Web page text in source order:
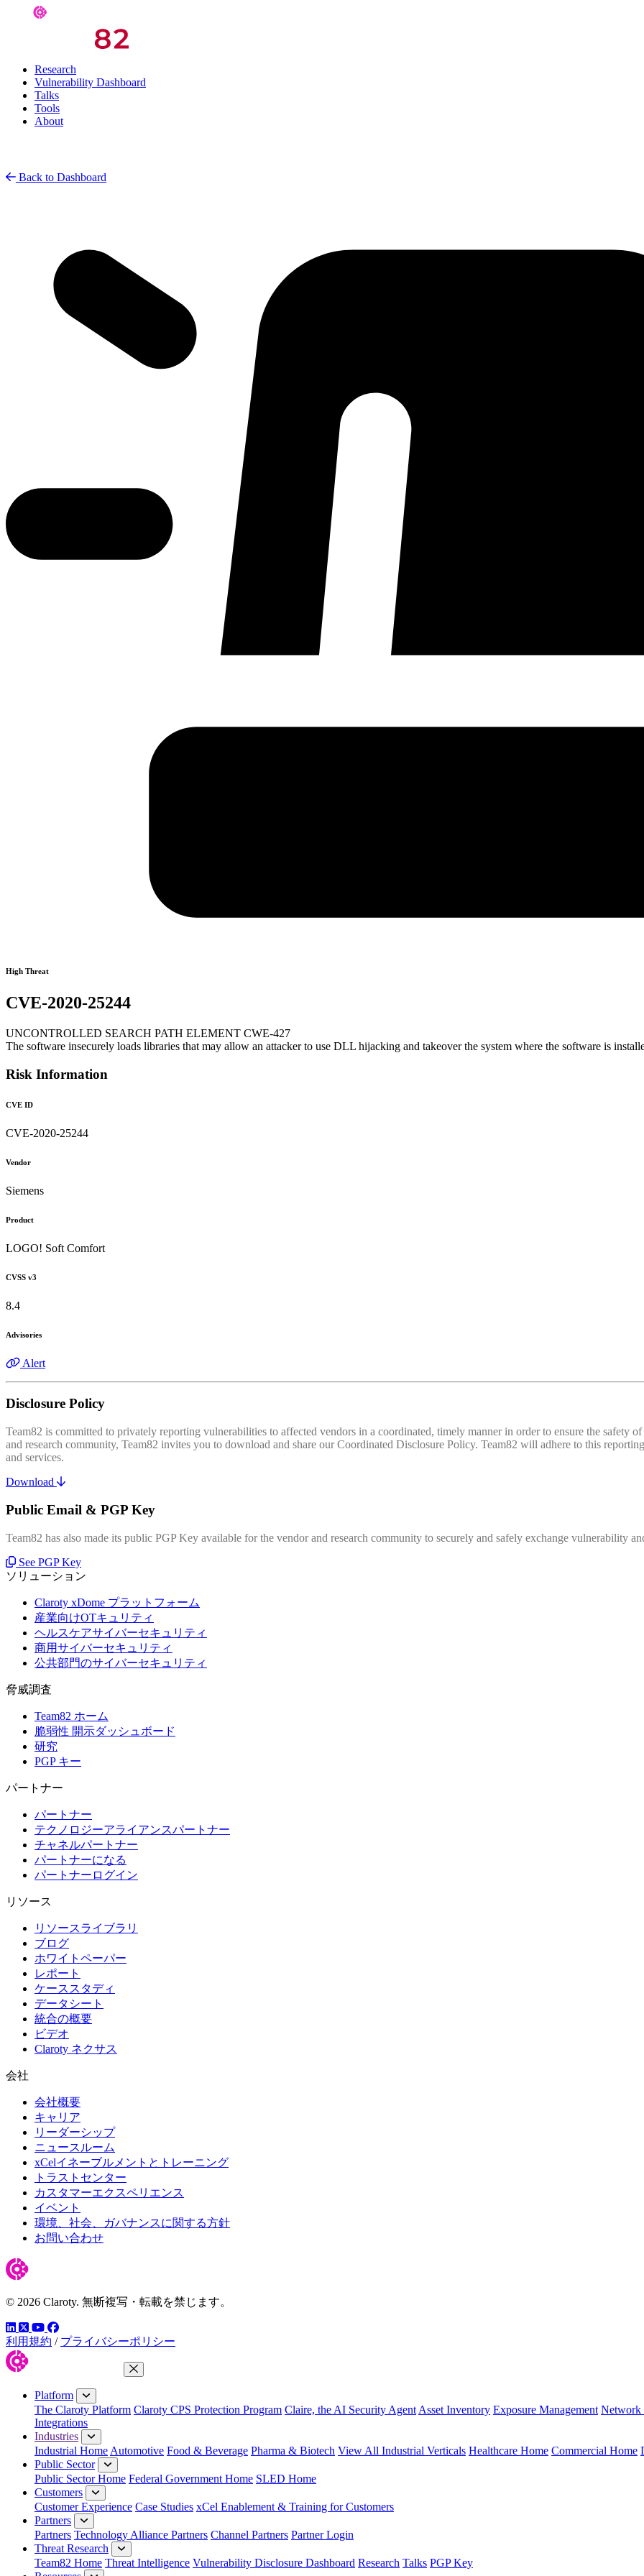
Research
Vulnerability Dashboard
Talks
Tools
About
Back to Dashboard
High Threat
CVE-2020-25244
UNCONTROLLED SEARCH PATH ELEMENT CWE-427
The software insecurely loads libraries that may allow an attacker to use DLL hijacking and takeover the system where the software is
Risk Information
CVE ID
CVE-2020-25244
Vendor
Siemens
Product
LOGO! Soft Comfort
CVSS v3
8.4
Advisories
Alert
Disclosure Policy
Team82 is committed to privately reporting vulnerabilities to affected vendors in a coordinated, timely manner in order to ensure the safety
and research community, Team82 invites you to download and share our Coordinated Disclosure Policy. Team82 will adhere to this
and services.
Download
Public Email & PGP Key
Team82 has also made its public PGP Key available for the vendor and research community to securely and safely exchange vulnerability
See PGP Key
ソリューション
Claroty xDome プラットフォーム
産業向けOTキュリティ
ヘルスケアサイバーセキュリティ
商用サイバーセキュリティ
公共部門のサイバーセキュリティ
脅威調査
Team82 ホーム
脆弱性 開示ダッシュボード
研究
PGP キー
パートナー
パートナー
テクノロジーアライアンスパートナー
チャネルパートナー
パートナーになる
パートナーログイン
リソース
リソースライブラリ
ブログ
ホワイトペーパー
レポート
ケーススタディ
データシート
統合の概要
ビデオ
Claroty ネクサス
会社
会社概要
キャリア
リーダーシップ
ニュースルーム
xCelイネーブルメントとトレーニング
トラストセンター
カスタマーエクスペリエンス
イベント
環境、社会、ガバナンスに関する方針
お問い合わせ
© 2026 Claroty. 無断複写・転載を禁じます。
LinkedIn
ツイッター
YouTube
Facebook
利用規約 / プライバシーポリシー
Close Menu
Platform
The Claroty Platform Claroty CPS Protection Program Claire, the AI Security Agent Asset Inventory Exposure Management Network
Integrations
Industries
Industrial Home Automotive Food & Beverage Pharma & Biotech View All Industrial Verticals Healthcare Home Commercial Home
Public Sector
Public Sector Home Federal Government Home SLED Home
Customers
Customer Experience Case Studies xCel Enablement & Training for Customers
Partners
Partners Technology Alliance Partners Channel Partners Partner Login
Threat Research
Team82 Home Threat Intelligence Vulnerability Disclosure Dashboard Research Talks PGP Key